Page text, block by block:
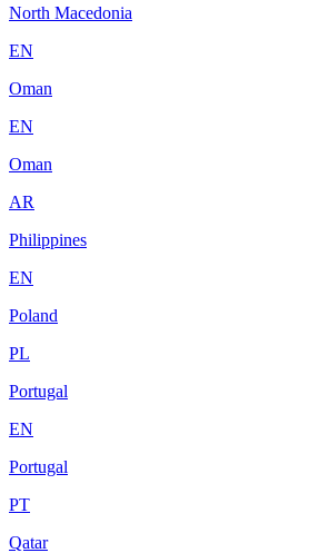
North Macedonia
EN
Oman
EN
Oman
AR
Philippines
EN
Poland
PL
Portugal
EN
Portugal
PT
Qatar